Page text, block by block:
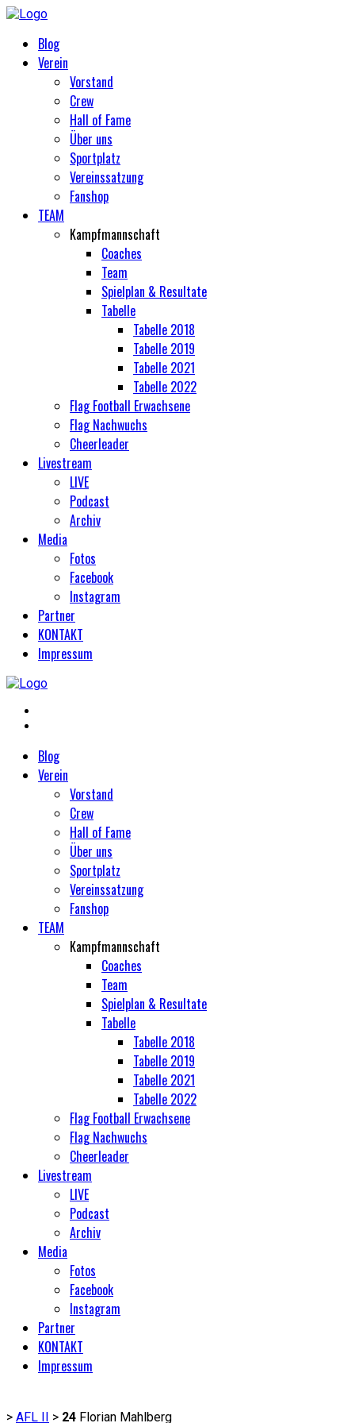
Blog
Verein
Vorstand
Crew
Hall of Fame
Über uns
Sportplatz
Vereinssatzung
Fanshop
TEAM
Kampfmannschaft
Coaches
Team
Spielplan & Resultate
Tabelle
Tabelle 2018
Tabelle 2019
Tabelle 2021
Tabelle 2022
Flag Football Erwachsene
Flag Nachwuchs
Cheerleader
Livestream
LIVE
Podcast
Archiv
Media
Fotos
Facebook
Instagram
Partner
KONTAKT
Impressum
Blog
Verein
Vorstand
Crew
Hall of Fame
Über uns
Sportplatz
Vereinssatzung
Fanshop
TEAM
Kampfmannschaft
Coaches
Team
Spielplan & Resultate
Tabelle
Tabelle 2018
Tabelle 2019
Tabelle 2021
Tabelle 2022
Flag Football Erwachsene
Flag Nachwuchs
Cheerleader
Livestream
LIVE
Podcast
Archiv
Media
Fotos
Facebook
Instagram
Partner
KONTAKT
Impressum
> AFL II > 24 Florian Mahlberg